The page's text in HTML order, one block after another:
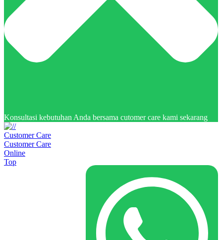
Konsultasi kebutuhan Anda bersama cutomer care kami sekarang
Customer Care
Customer Care
Online
Top